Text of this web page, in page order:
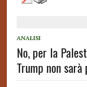
ANALISI
No, per la
Trump non